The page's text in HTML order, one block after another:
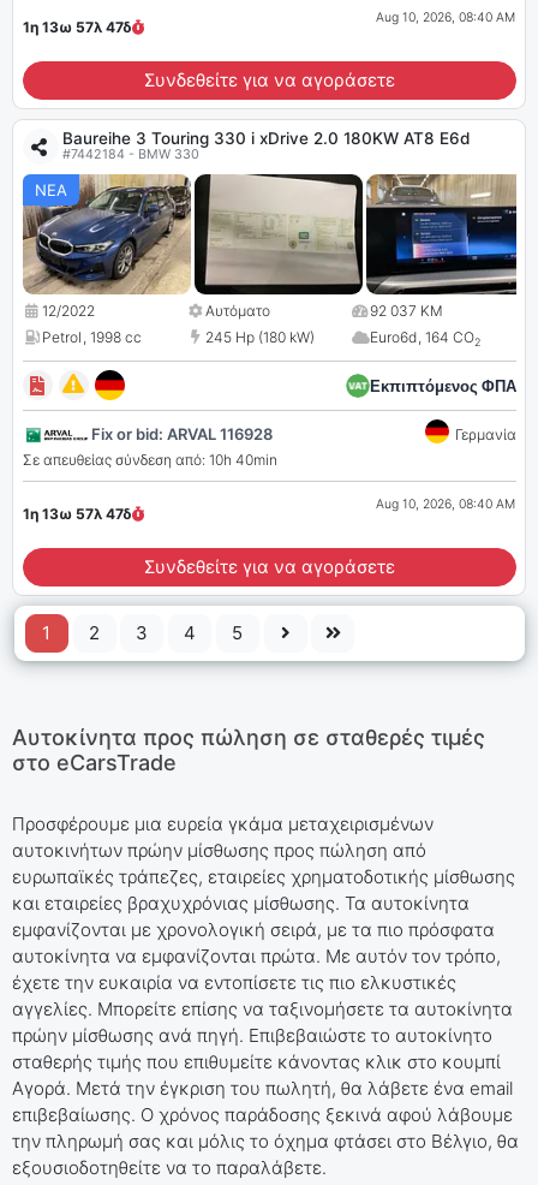
1η 13ω 57λ 46δ
Aug 10, 2026, 08:40 AM
Συνδεθείτε για να αγοράσετε
Baureihe 3 Touring 330 i xDrive 2.0 180KW AT8 E6d
#7442184 - BMW 330
ΝΕΑ
12/2022 Αυτόματο
92 037 KM
Petrol, 1998 cc 245 Hp (180 kW) Euro6d, 164 CO2
Εκπιπτόμενος ΦΠΑ
Fix or bid: ARVAL 116928
Γερμανία
Σε απευθείας σύνδεση από: 10h 40min
1η 13ω 57λ 46δ
Aug 10, 2026, 08:40 AM
Συνδεθείτε για να αγοράσετε
1 2 3 4 5
Αυτοκίνητα προς πώληση σε σταθερές τιμές
στο eCarsTrade
Προσφέρουμε μια ευρεία γκάμα μεταχειρισμένων
αυτοκινήτων πρώην μίσθωσης προς πώληση από
ευρωπαϊκές τράπεζες, εταιρείες χρηματοδοτικής μίσθωσης
και εταιρείες βραχυχρόνιας μίσθωσης. Τα αυτοκίνητα
εμφανίζονται με χρονολογική σειρά, με τα πιο πρόσφατα
αυτοκίνητα να εμφανίζονται πρώτα. Με αυτόν τον τρόπο,
έχετε την ευκαιρία να εντοπίσετε τις πιο ελκυστικές
αγγελίες. Μπορείτε επίσης να ταξινομήσετε τα αυτοκίνητα
πρώην μίσθωσης ανά πηγή. Επιβεβαιώστε το αυτοκίνητο
σταθερής τιμής που επιθυμείτε κάνοντας κλικ στο κουμπί
Αγορά. Μετά την έγκριση του πωλητή, θα λάβετε ένα email
επιβεβαίωσης. Ο χρόνος παράδοσης ξεκινά αφού λάβουμε
την πληρωμή σας και μόλις το όχημα φτάσει στο Βέλγιο, θα
εξουσιοδοτηθείτε να το παραλάβετε.